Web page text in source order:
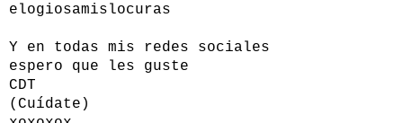
elogiosamislocuras
Y en todas mis redes sociales
espero que les guste
CDT
(Cuídate)